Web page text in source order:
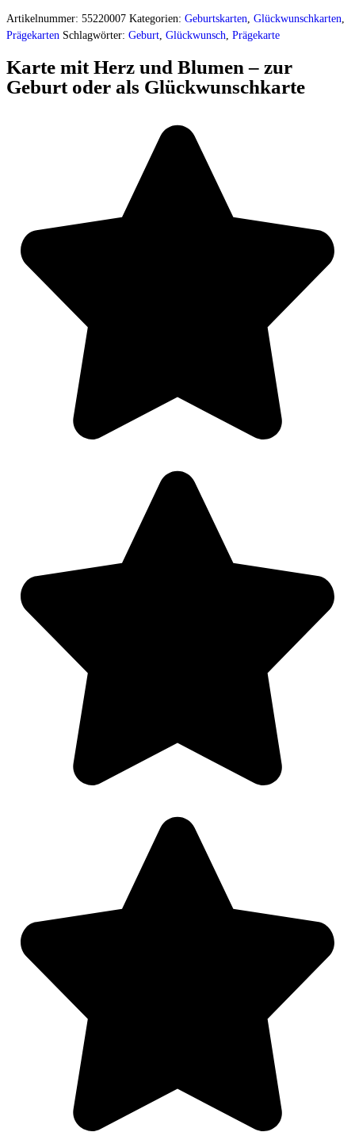
Artikelnummer: 55220007 Kategorien: Geburtskarten, Glückwunschkarten,
Prägekarten Schlagwörter: Geburt, Glückwunsch, Prägekarte
Karte mit Herz und Blumen – zur
Geburt oder als Glückwunschkarte